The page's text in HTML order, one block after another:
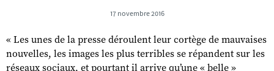
17 novembre 2016
« Les unes de la presse déroulent leur cortège de mauvaises
nouvelles, les images les plus terribles se répandent sur les
réseaux sociaux, et pourtant il arrive qu’une « belle »